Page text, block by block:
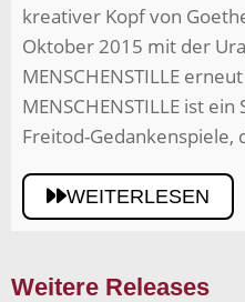
kreativer Kopf von
Oktober 2015 mit der
MENSCHENSTILLE
MENSCHENSTILLE ist
Freitod-Gedankenspiele,
WEITERLESEN
Weitere Releases